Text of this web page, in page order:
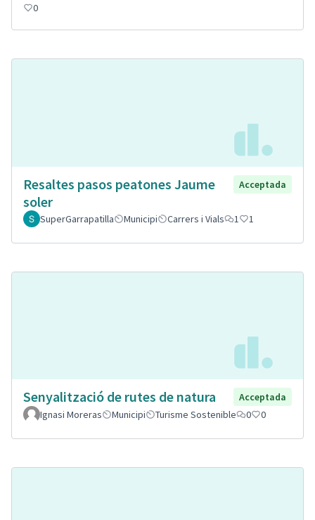
0
Resaltes pasos peatones Jaume
soler
Acceptada
SuperGarrapatilla Municipi Carrers i Vials 1 1
Senyalització de rutes de natura
Acceptada
Ignasi Moreras
Municipi Turisme Sostenible 0 0